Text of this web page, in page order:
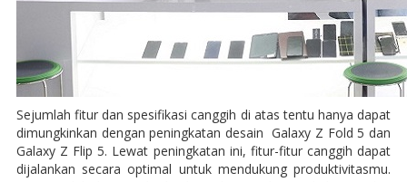
Sejumlah fitur dan spesifikasi canggih di atas tentu hanya dapat
dimungkinkan dengan peningkatan desain Galaxy Z Fold 5 dan
Galaxy Z Flip 5. Lewat peningkatan ini, fitur-fitur canggih dapat
dijalankan secara optimal untuk mendukung produktivitasmu.